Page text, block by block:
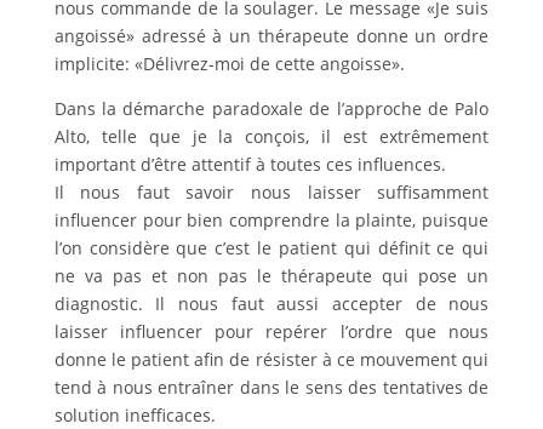
nous commande de la soulager. Le message «Je suis
angoissé» adressé à un thérapeute donne un ordre
implicite: «Délivrez-moi de cette angoisse».
Dans la démarche paradoxale de l’approche de Palo
Alto, telle que je la conçois, il est extrêmement
important d’être attentif à toutes ces influences.
Il nous faut savoir nous laisser suffisamment
influencer pour bien comprendre la plainte, puisque
l’on considère que c’est le patient qui définit ce qui
ne va pas et non pas le thérapeute qui pose un
diagnostic. Il nous faut aussi accepter de nous
laisser influencer pour repérer l’ordre que nous
donne le patient afin de résister à ce mouvement qui
tend à nous entraîner dans le sens des tentatives de
solution inefficaces.